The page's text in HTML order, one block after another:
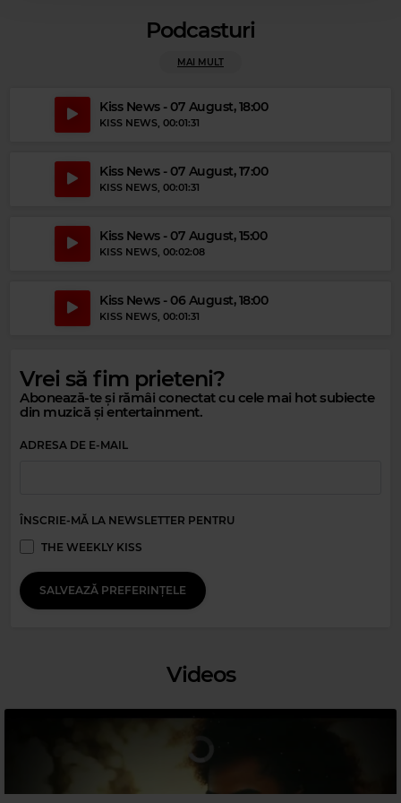
Magic 80s Hits
CROWDED HOUSE–DON'T DREAM IS OVER
Magic 90s Hits
Podcasturi
MAI MULT
Kiss News - 07 August, 18:00
KISS NEWS, 00:01:31
Kiss News - 07 August, 17:00
KISS NEWS, 00:01:31
Kiss News - 07 August, 15:00
KISS NEWS, 00:02:08
Kiss News - 06 August, 18:00
KISS NEWS, 00:01:31
Vrei să fim prieteni?
Abonează-te și rămâi conectat cu cele mai hot subiecte
din muzică și entertainment.
ADRESA DE E-MAIL
ÎNSCRIE-MĂ LA NEWSLETTER PENTRU
THE WEEKLY KISS
SALVEAZĂ PREFERINȚELE
Videos